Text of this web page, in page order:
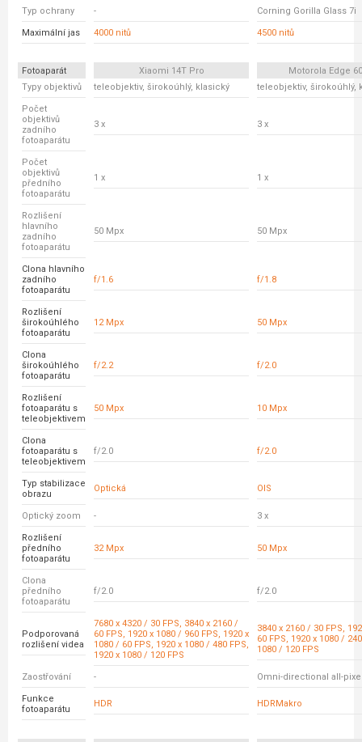
Typ ochrany - Corning Gorilla Glass 7i
Maximální jas 4000 nitů 4500 nitů
Fotoaparát Xiaomi 14T Pro
Motorola Edge
Typy objektivů
teleobjektiv, širokoúhlý, klasický teleobjektiv, širokoúhlý,
Počet
objektivů
zadního
fotoaparátu
3 x 3 x
Počet
objektivů
předního
fotoaparátu
1 x 1 x
Rozlišení
hlavního
zadního
fotoaparátu
50 Mpx 50 Mpx
Clona hlavního
zadního
fotoaparátu
f/1.6 f/1.8
Rozlišení
širokoúhlého
fotoaparátu
12 Mpx 50 Mpx
Clona
širokoúhlého
fotoaparátu
f/2.2 f/2.0
Rozlišení
fotoaparátu s
teleobjektivem
50 Mpx 10 Mpx
Clona
fotoaparátu s
teleobjektivem
f/2.0 f/2.0
Typ stabilizace
obrazu
Optická OIS
Optický zoom - 3 x
Rozlišení
předního
fotoaparátu
32 Mpx 50 Mpx
Clona
předního
fotoaparátu
f/2.0 f/2.0
Podporovaná
rozlišení videa
7680 x 4320 / 30 FPS, 3840 x 2160 /
60 FPS, 1920 x 1080 / 960 FPS, 1920 x
1080 / 60 FPS, 1920 x 1080 / 480 FPS,
1920 x 1080 / 120 FPS
3840 x 2160 / 30 FPS,
60 FPS, 1920 x 1080 /
1080 / 120 FPS
Zaostřování - Omni-directional all-
Funkce
fotoaparátu
HDR HDRMakro